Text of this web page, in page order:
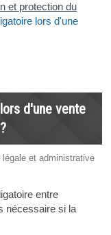
et protection du
lors d'une
d'une vente
et administrative
entre
nécessaire si la